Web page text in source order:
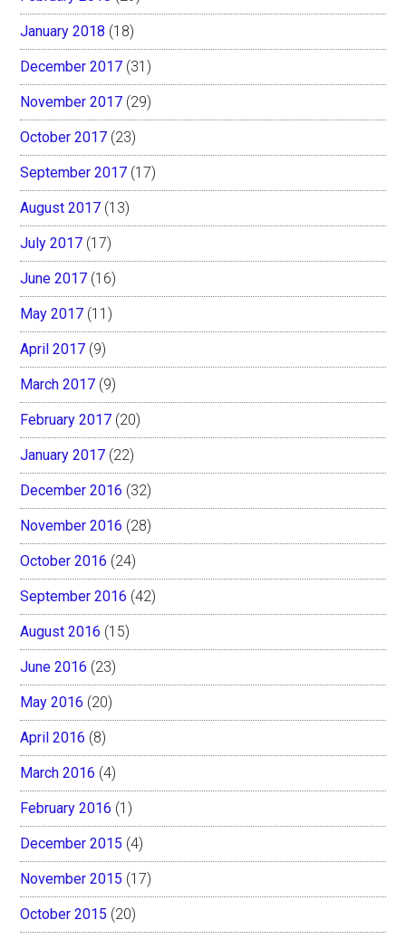
January 2018 (18)
December 2017 (31)
November 2017 (29)
October 2017 (23)
September 2017 (17)
August 2017 (13)
July 2017 (17)
June 2017 (16)
May 2017 (11)
April 2017 (9)
March 2017 (9)
February 2017 (20)
January 2017 (22)
December 2016 (32)
November 2016 (28)
October 2016 (24)
September 2016 (42)
August 2016 (15)
June 2016 (23)
May 2016 (20)
April 2016 (8)
March 2016 (4)
February 2016 (1)
December 2015 (4)
November 2015 (17)
October 2015 (20)